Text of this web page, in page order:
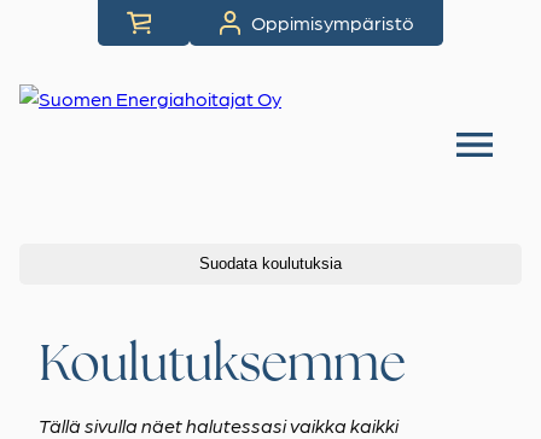
Oppimisympäristö
Suodata koulutuksia
Koulutuksemme
Tällä sivulla näet halutessasi vaikka kaikki